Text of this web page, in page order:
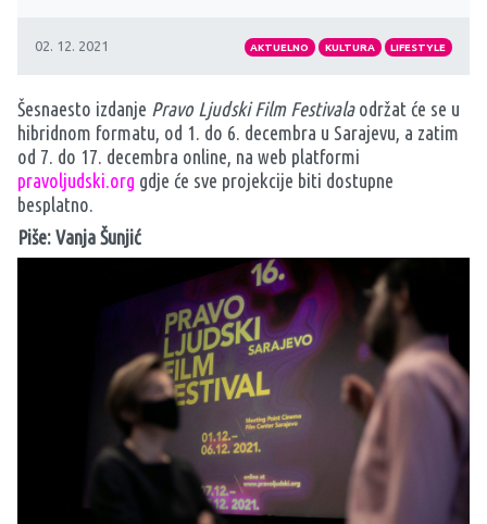
02. 12. 2021 AKTUELNO KULTURA LIFESTYLE
Šesnaesto izdanje Pravo Ljudski Film Festivalaodržat će se u
hibridnom formatu, od 1. do 6. decembra u Sarajevu, a zatim
od 7. do 17. decembra online, na web platformi
pravoljudski.org gdje će sve projekcije biti dostupne
besplatno.
Piše: Vanja Šunjić